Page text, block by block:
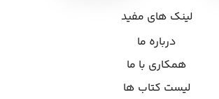
لینک های مفید
درباره ما
همکاری با ما
لیست کتاب ها